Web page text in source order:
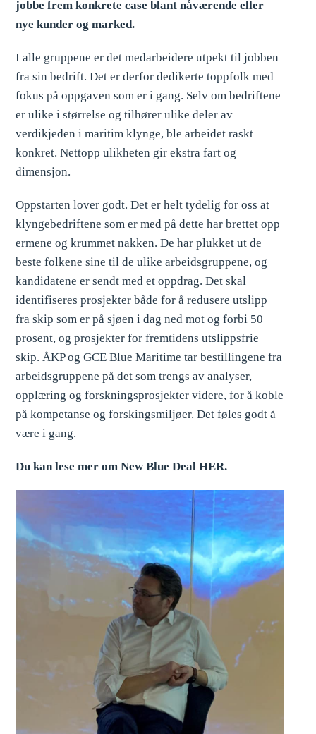
jobbe frem konkrete case blant nåværende eller
nye kunder og marked.
I alle gruppene er det medarbeidere utpekt til jobben
fra sin bedrift. Det er derfor dedikerte toppfolk med
fokus på oppgaven som er i gang. Selv om bedriftene
er ulike i størrelse og tilhører ulike deler av
verdikjeden i maritim klynge, ble arbeidet raskt
konkret. Nettopp ulikheten gir ekstra fart og
dimensjon.
Oppstarten lover godt. Det er helt tydelig for oss at
klyngebedriftene som er med på dette har brettet opp
ermene og krummet nakken. De har plukket ut de
beste folkene sine til de ulike arbeidsgruppene, og
kandidatene er sendt med et oppdrag. Det skal
identifiseres prosjekter både for å redusere utslipp
fra skip som er på sjøen i dag ned mot og forbi 50
prosent, og prosjekter for fremtidens utslippsfrie
skip. ÅKP og GCE Blue Maritime tar bestillingene fra
arbeidsgruppene på det som trengs av analyser,
opplæring og forskningsprosjekter videre, for å koble
på kompetanse og forskingsmiljøer. Det føles godt å
være i gang.
Du kan lese mer om New Blue Deal HER.